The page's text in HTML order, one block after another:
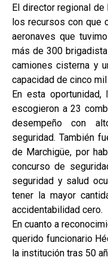
El director regional
los recursos con que
aeronaves que
más de 300
camiones cisterna y
capacidad de cinco
En esta
escogieron a 23
desempeño con
seguridad. También
de Marchigüe, por
concurso de
seguridad y salud
tener la mayor
accidentabilidad cero.
En cuanto a
querido funcionario
la institución tras 50